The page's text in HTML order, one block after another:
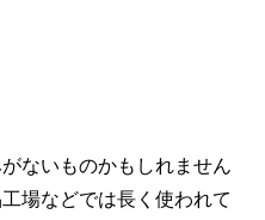
ないものかもしれません
場などでは長く使われて